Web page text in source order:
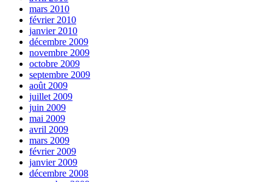
mars 2010
février 2010
janvier 2010
décembre 2009
novembre 2009
octobre 2009
septembre 2009
août 2009
juillet 2009
juin 2009
mai 2009
avril 2009
mars 2009
février 2009
janvier 2009
décembre 2008